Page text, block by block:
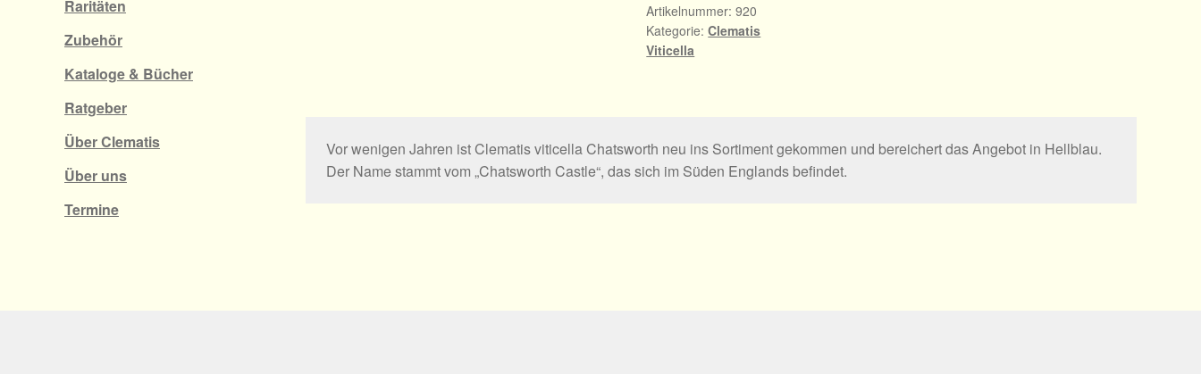
Artikelnummer:920
Kategorie:Clematis
Viticella
Vor wenigen Jahren ist Clematis viticella Chatsworth neu ins Sortiment gekommen und bereichert das Angebot in Hellblau.
Der Name stammt vom „Chatsworth Castle“, das sich im Süden Englands befindet.
Raritäten
Zubehör
Kataloge & Bücher
Ratgeber
Über Clematis
Über uns
Termine